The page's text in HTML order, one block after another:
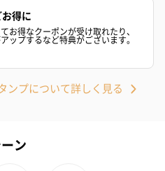
得に
お得なクーポンが受け取れたり、
ップするなど特典がございます。
ンプについて詳しく見る
ン